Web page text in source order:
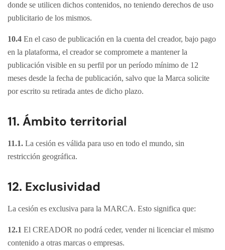
donde se utilicen dichos contenidos, no teniendo derechos de uso
publicitario de los mismos.
10.4 En el caso de publicación en la cuenta del creador, bajo pago
en la plataforma, el creador se compromete a mantener la
publicación visible en su perfil por un período mínimo de 12
meses desde la fecha de publicación, salvo que la Marca solicite
por escrito su retirada antes de dicho plazo.
11. Ámbito territorial
11.1. La cesión es válida para uso en todo el mundo, sin
restricción geográfica.
12. Exclusividad
La cesión es exclusiva para la MARCA. Esto significa que:
12.1 El CREADOR no podrá ceder, vender ni licenciar el mismo
contenido a otras marcas o empresas.